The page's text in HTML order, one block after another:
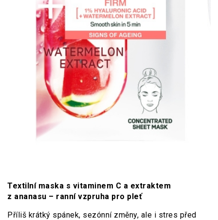
Textilní maska s vitaminem C a extraktem
z ananasu – ranní vzpruha pro pleť
Příliš krátký spánek, sezónní změny, ale i stres před